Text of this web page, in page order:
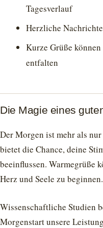
Tagesverlauf
Herzliche
Kurze Grüße
entfalten
Die Magie eines
Der Morgen ist mehr als
bietet die Chance, deine
beeinflussen. Warmegrüße
Herz und Seele zu beginnen.
Wissenschaftliche Studien
Morgenstart unsere